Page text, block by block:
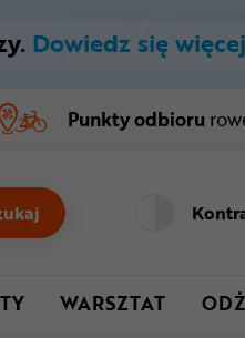
Dowiedz się więcej
Punkty odbioru
WARSZTAT